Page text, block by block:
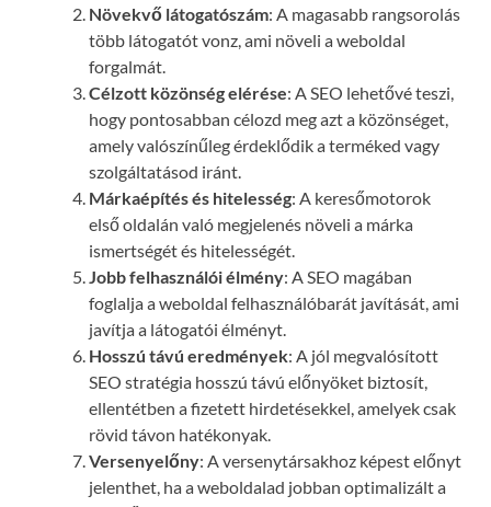
Növekvő látogatószám: A magasabb rangsorolás
több látogatót vonz, ami növeli a weboldal
forgalmát.
Célzott közönség elérése: A SEO lehetővé teszi,
hogy pontosabban célozd meg azt a közönséget,
amely valószínűleg érdeklődik a terméked vagy
szolgáltatásod iránt.
Márkaépítés és hitelesség: A keresőmotorok
első oldalán való megjelenés növeli a márka
ismertségét és hitelességét.
Jobb felhasználói élmény: A SEO magában
foglalja a weboldal felhasználóbarát javítását, ami
javítja a látogatói élményt.
Hosszú távú eredmények: A jól megvalósított
SEO stratégia hosszú távú előnyöket biztosít,
ellentétben a fizetett hirdetésekkel, amelyek csak
rövid távon hatékonyak.
Versenyelőny: A versenytársakhoz képest előnyt
jelenthet, ha a weboldalad jobban optimalizált a